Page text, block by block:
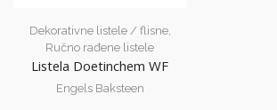
Dekorativne listele / flisne,
Ručno rađene listele
Listela Doetinchem WF
Engels Baksteen